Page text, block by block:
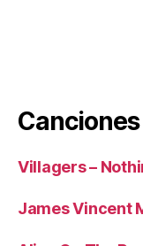
Villagers –
James Vincent